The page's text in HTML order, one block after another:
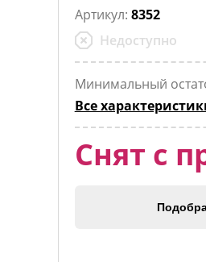
Артикул: 8352
Недоступно
Минимальный
Все
Снят с